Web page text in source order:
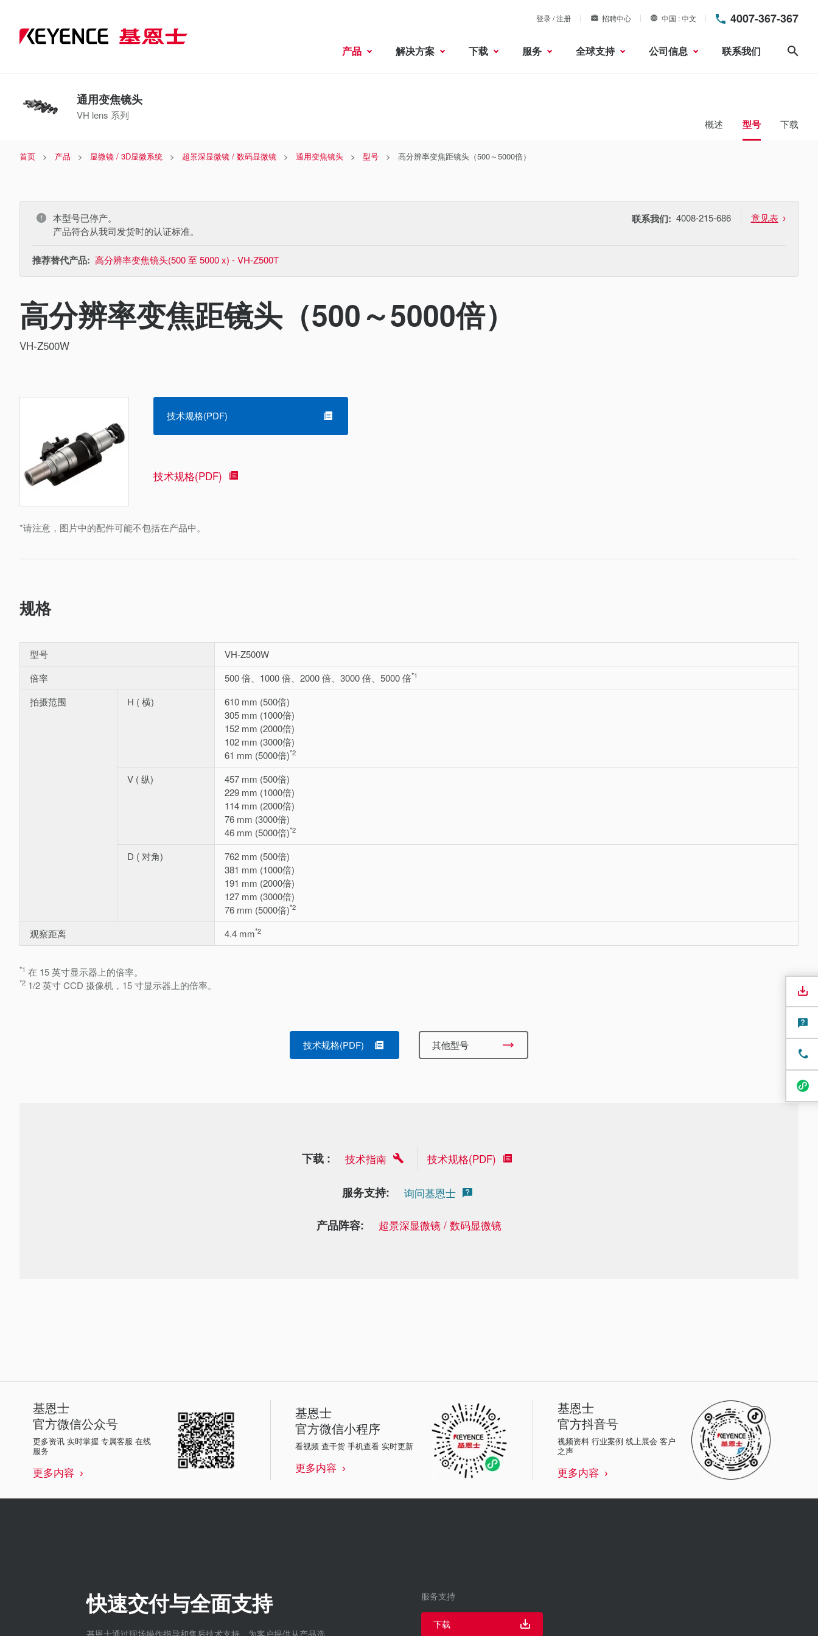
登录 / 注册 招聘中心 中国 中文 4007-367-367
产品 解决方案 下载 服务 全球支持 公司信息 联系我们
通用变焦镜头
VH lens 系列
概述 型号 下载
首页 产品 显微镜 / 3D显微系统 超景深显微镜 / 数码显微镜 通用变焦镜头 型号 高分辨率变焦距镜头（500～5000倍）
本型号已停产。
产品符合从我司发货时的认证标准。
推荐替代产品: 高分辨率变焦镜头(500 至 5000 x) - VH-Z500T
联系我们: 4008-215-686 意见表
高分辨率变焦距镜头（500～5000倍）
VH-Z500W
*请注意，图片中的配件可能不包括在产品中。
技术规格(PDF)
技术规格(PDF)
规格
型号
VH-Z500W
倍率
500 倍、1000 倍、2000 倍、3000 倍、5000 倍*1
拍摄范围 H ( 横)
610 mm (500倍)
305 mm (1000倍)
152 mm (2000倍)
102 mm (3000倍)
61 mm (5000倍)*2
V ( 纵)
457 mm (500倍)
229 mm (1000倍)
114 mm (2000倍)
76 mm (3000倍)
46 mm (5000倍)*2
D ( 对角)
762 mm (500倍)
381 mm (1000倍)
191 mm (2000倍)
127 mm (3000倍)
76 mm (5000倍)*2
观察距离 4.4 mm*2
*1 在 15 英寸显示器上的倍率。
*2 1/2 英寸 CCD 摄像机，15 寸显示器上的倍率。
技术规格(PDF) 其他型号
下载 : 技术指南 技术规格(PDF)
服务支持: 询问基恩士
产品阵容: 超景深显微镜 / 数码显微镜
基恩士
官方微信公众号
更多资讯 实时掌握 专属客服 在线
服务
更多内容
基恩士
官方微信小程序
看视频 查干货 手机查看 实时更新
更多内容
基恩士
官方抖音号
视频资料 行业案例 线上展会 客户
之声
更多内容
快速交付与全面支持
基恩士通过现场操作指导和售后技术支持，为客户提供从产品选
服务支持
下载